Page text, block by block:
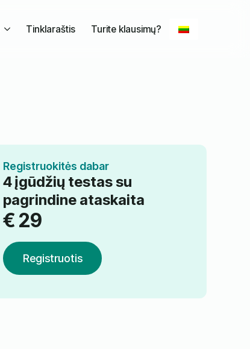
Tinklaraštis Turite klausimų?
Registruokitės dabar
4 įgūdžių testas su
pagrindine ataskaita
€ 29
Registruotis